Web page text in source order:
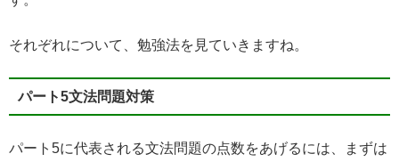
それぞれについて、勉強法を見ていきますね。
パート5文法問題対策
パート5に代表される文法問題の点数をあげるには、まずは